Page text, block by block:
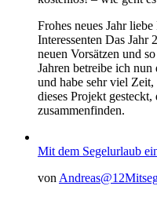
Frohes neues Jahr
Interessenten Das Jahr
neuen Vorsätzen und
Jahren betreibe ich
und habe sehr viel
dieses Projekt
zusammenfinden.
Mit dem Segelurlaub
von